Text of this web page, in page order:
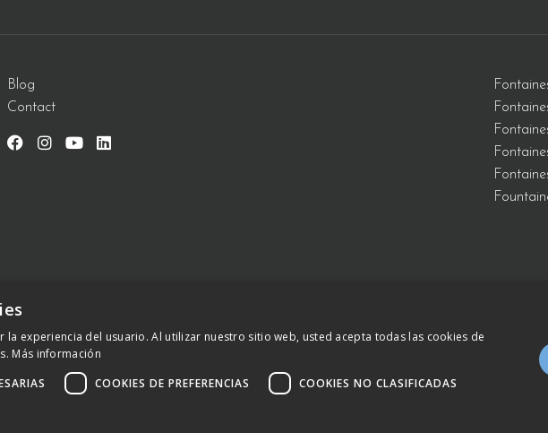
Blog
Contact
Pouilly– +33 627 73 34 01 –
– Tous droits réservés.
Politique de
la experiencia del usuario. Al utilizar nuestro sitio web, usted acepta todas las cookies de
Más información
COOKIES DE PREFERENCIAS COOKIES NO CLASIFICADAS